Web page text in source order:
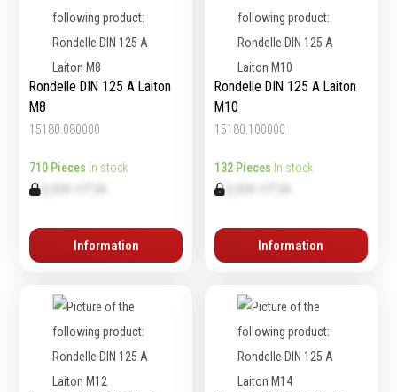
Outillage de
coupe
Forets
Alésoirs
Burins
trépans
Fraises à queue
Fraises à carotter
Abrasifs
Nettoyage
Meulage
Rondelle DIN 125 A Laiton
M8
15180.080000
710 Pieces In stock
0,00€ HTVA
Information
Rondelle DIN 125 A Laiton
M10
15180.100000
132 Pieces In stock
Information